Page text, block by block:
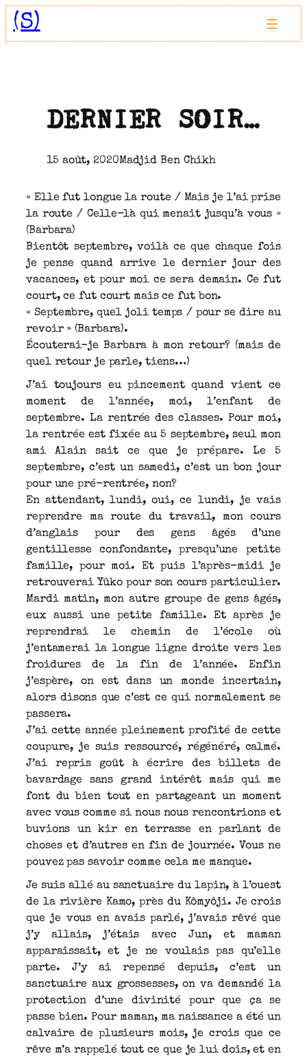
Aller
au(S)
DERNIER SOIR…
15 août, 2020Madjid Ben Chikh
« Elle fut longue la route / Mais je l’ai prise
la route / Celle-là qui menait jusqu’à vous »
(Barbara)
Bientôt septembre, voilà ce que chaque fois
je pense quand arrive le dernier jour des
vacances, et pour moi ce sera demain. Ce fut
court, ce fut court mais ce fut bon.
« Septembre, quel joli temps / pour se dire au
revoir » (Barbara).
Écouterai-je Barbara à mon retour? (mais de
quel retour je parle, tiens…)
J’ai toujours eu pincement quand vient ce
moment de l’année, moi, l’enfant de
septembre. La rentrée des classes. Pour moi,
la rentrée est fixée au 5 septembre, seul mon
ami Alain sait ce que je prépare. Le 5
septembre, c’est un samedi, c’est un bon jour
pour une pré-rentrée, non?
En attendant, lundi, oui, ce lundi, je vais
reprendre ma route du travail, mon cours
d’anglais pour des gens âgés d’une
gentillesse confondante, presqu’une petite
famille, pour moi. Et puis l’après-midi je
retrouverai Yûko pour son cours particulier.
Mardi matin, mon autre groupe de gens âgés,
eux aussi une petite famille. Et après je
reprendrai le chemin de l’école où
j’entamerai la longue ligne droite vers les
froidures de la fin de l’année. Enfin
j’espère, on est dans un monde incertain,
alors disons que c’est ce qui normalement se
passera.
J’ai cette année pleinement profité de cette
coupure, je suis ressourcé, régénéré, calmé.
J’ai repris goût à écrire des billets de
bavardage sans grand intérêt mais qui me
font du bien tout en partageant un moment
avec vous comme si nous nous rencontrions et
buvions un kir en terrasse en parlant de
choses et d’autres en fin de journée. Vous ne
pouvez pas savoir comme cela me manque.
Je suis allé au sanctuaire du lapin, à l’ouest
de la rivière Kamo, près du Kômyôji. Je crois
que je vous en avais parlé, j’avais rêvé que
j’y allais, j’étais avec Jun, et maman
apparaissait, et je ne voulais pas qu’elle
parte. J’y ai repensé depuis, c’est un
sanctuaire aux grossesses, on va demandé la
protection d’une divinité pour que ça se
passe bien. Pour maman, ma naissance a été un
calvaire de plusieurs mois, je crois que ce
rêve m’a rappelé tout ce que je lui dois, et en